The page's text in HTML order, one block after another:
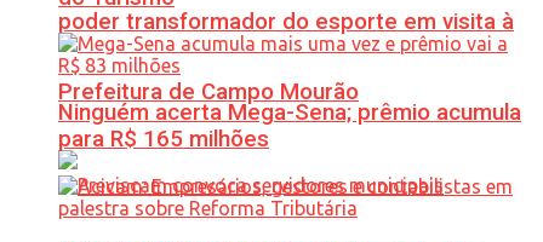
poder transformador do esporte em visita à
Prefeitura de Campo Mourão
Ninguém acerta Mega-Sena; prêmio acumula
para R$ 165 milhões